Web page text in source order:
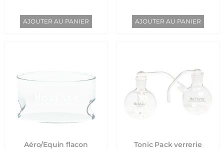
AJOUTER AU PANIER AJOUTER AU PANIER
Aéro/Equin flacon
Tonic Pack verrerie